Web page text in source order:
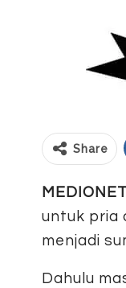
Share
untuk pria
menjadi
Dahulu